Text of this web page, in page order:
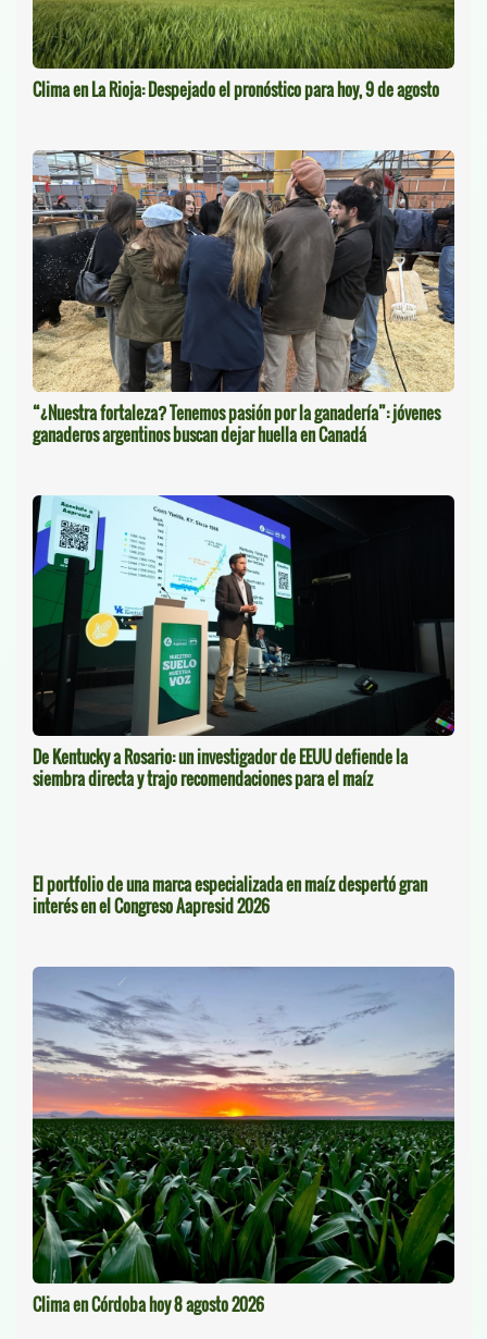
Clima en La Rioja: Despejado el pronóstico para hoy, 9 de agosto
“¿Nuestra fortaleza? Tenemos pasión por la ganadería”: jóvenes
ganaderos argentinos buscan dejar huella en Canadá
De Kentucky a Rosario: un investigador de EEUU defiende la
siembra directa y trajo recomendaciones para el maíz
El portfolio de una marca especializada en maíz despertó gran
interés en el Congreso Aapresid 2026
Clima en Córdoba hoy 8 agosto 2026